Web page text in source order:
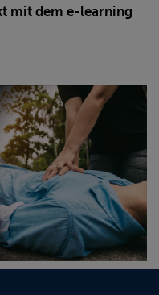
mit dem e-learning